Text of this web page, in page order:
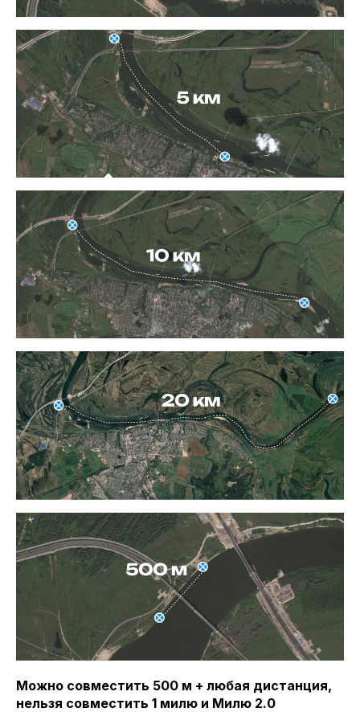
Можно совместить 500 м + любая дистанция,
нельзя совместить 1 милю и Милю 2.0